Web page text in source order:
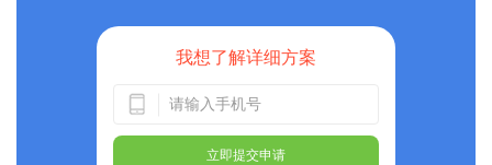
我想了解详细方案
立即提交申请